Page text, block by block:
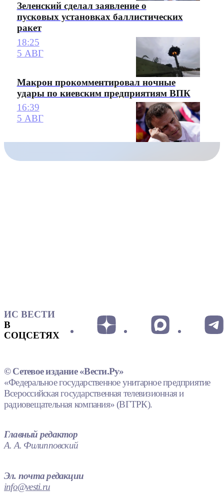
Зеленский сделал заявление о
пусковых установках баллистических
ракет
18:25
5 АВГ
Макрон прокомментировал ночные
удары по киевским предприятиям ВПК
16:39
5 АВГ
ИС ВЕСТИ
В
СОЦСЕТЯХ
© Сетевое издание «Вести.Ру»
«Федеральное государственное унитарное предприятие
Всероссийская государственная телевизионная и
радиовещательная компания» (ВГТРК).
Главный редактор
А. А. Филипповский
Эл. почта редакции
info@vesti.ru